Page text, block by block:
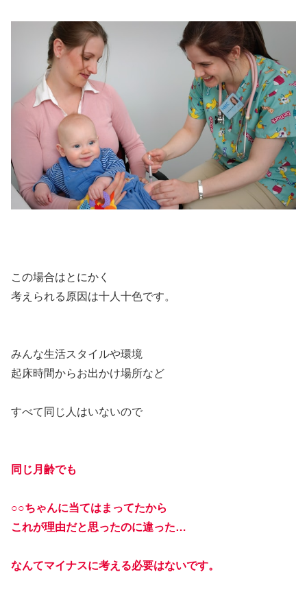
この場合はとにかく
考えられる原因は十人十色です。
みんな生活スタイルや環境
起床時間からお出かけ場所など
すべて同じ人はいないので
同じ月齢でも
○○ちゃんに当てはまってたから
これが理由だと思ったのに違った…
なんてマイナスに考える必要はないです。